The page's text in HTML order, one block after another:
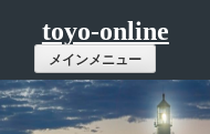
toyo-online
メインメニュー